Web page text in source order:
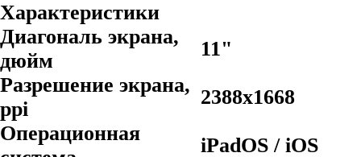
Характеристики
Диагональ экрана,
дюйм
11"
Разрешение экрана,
ppi
2388x1668
Операционная
iPadOS / iOS